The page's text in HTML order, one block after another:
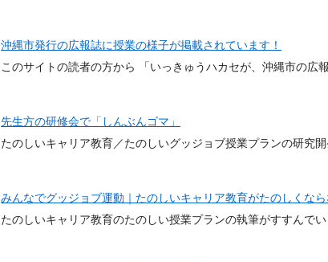
沖縄市発行の広報誌に授業の様子が掲載されています！
このサイトの読者の方から 「いっきゅうハカセが、沖縄市の広
先生方の研修会で「しんぶんゴマ」
たのしいキャリア教育／たのしいグッジョブ授業プランの研究
みんなでグッジョブ運動｜たのしいキャリア教育がたのしくな
たのしいキャリア教育のたのしい授業プランの執筆がすすんで